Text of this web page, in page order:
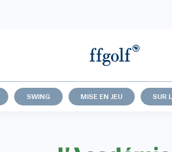
SWING MISE EN JEU SUR